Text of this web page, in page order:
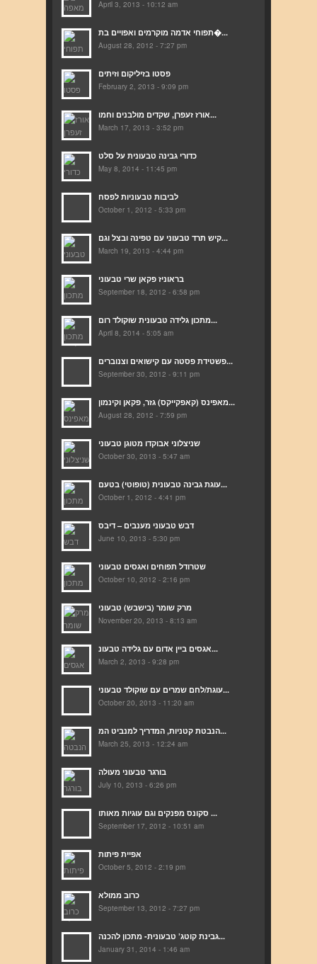
April 3, 2013 - 10:12 am
תפוחי אדמה מוקרמים ואפויים בת�...
August 28, 2012 - 7:27 pm
פסטו בזיליקום וזיתים
February 2, 2013 - 9:09 pm
אורז זעפרן, שקדים מולבנים וחמו...
March 17, 2013 - 3:52 pm
כדורי גבינה טבעונית על סלט
May 8, 2014 - 11:45 pm
לביבות טבעוניות לפסח
October 1, 2012 - 5:33 pm
קיש תרד טבעוני עם טפינה ובצל וגם...
March 19, 2013 - 4:44 pm
בראוניז פקאן שרי טבעוני
September 18, 2012 - 6:58 pm
מתכון גלידה טבעונית שוקולד רום...
April 8, 2014 - 5:05 am
פשטידת פסטה עם קישואים וצנוברים...
September 30, 2012 - 9:11 pm
מאפינס (קאפקייקס) גזר, פקאן וקינמון...
August 28, 2012 - 7:59 pm
שניצלוני אבוקדו מטוגן טבעוני
October 30, 2013 - 5:47 am
עוגת גבינה טבעונית (טופוטי) בטעם...
October 1, 2012 - 4:41 pm
דבש טבעוני מענבים – דיבס
June 10, 2013 - 5:30 pm
שטרודל תפוחים ואגסים טבעוני
October 10, 2012 - 2:16 pm
מרק שומר (בישבש) טבעוני
November 20, 2013 - 8:13 am
אגסים ביין אדום עם גלידה טבעונ...
March 2, 2013 - 9:28 pm
עוגת/לחם שמרים עם שוקולד טבעוני...
October 20, 2013 - 11:20 am
הנבטת קטניות, המדריך למנביט המ...
March 25, 2013 - 12:24 am
בורגר טבעוני מעולה
July 10, 2013 - 6:26 pm
סקונס מפנקים וגם עוגיות מאותו ...
September 17, 2012 - 10:51 am
אפיית פיתות
October 5, 2012 - 2:19 pm
כרוב ממולא
September 13, 2012 - 7:27 pm
גבינת קוטג’ טבעונית- מתכון להכנה...
January 31, 2014 - 1:46 am